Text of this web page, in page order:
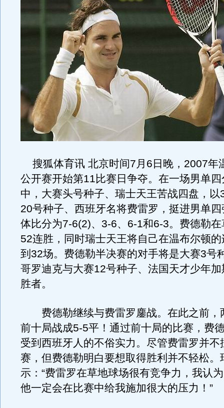
搜狐体育讯 北京时间7月6日晚，2007年
公开赛开始第11比赛日争夺。在一场男单
中，大赛头号种子、瑞士天王苦战四盘，以
20号种子、西班牙名将费雷罗，挺进男单
体比分为7-6(2)、3-6、6-1和6-3。费德勒
52连胜，同时瑞士天王将自己在温布尔顿
到32场。费德勒半决赛的对手将是大赛3号
哥罗迪克与大赛12号种子、法国天才少年
胜者。
费德勒继续与费雷罗鏖战。在此之前，
前十局战成5-5平！通过前十局的比赛，费
受到西班牙人的不俗实力。尽管费雷罗并不
赛，但费德勒明白要想取得胜利并不轻松。
示：“费雷罗在草地球场很有竞争力，我认
他一定会在比赛中给我施加很大的压力！”